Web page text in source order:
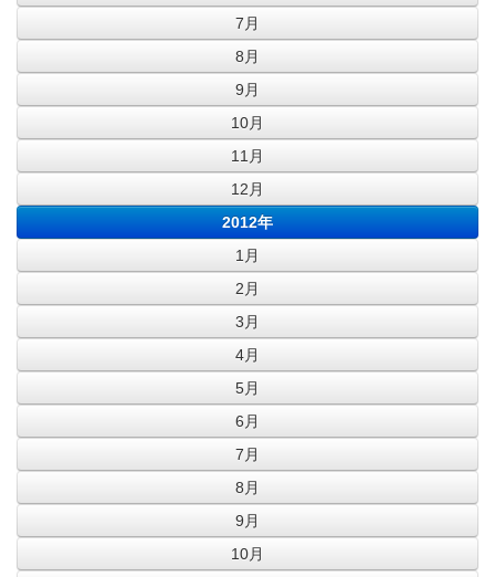
7月
8月
9月
10月
11月
12月
2012年
1月
2月
3月
4月
5月
6月
7月
8月
9月
10月